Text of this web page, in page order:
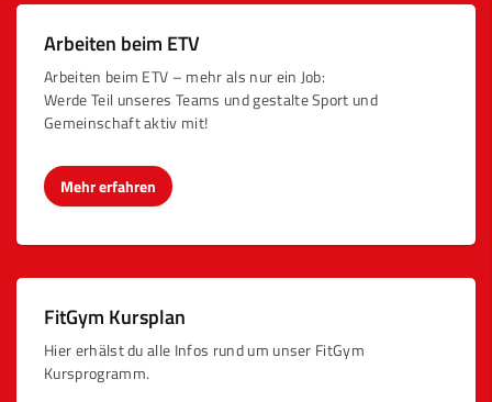
Arbeiten beim ETV
Arbeiten beim ETV – mehr als nur ein Job:
Werde Teil unseres Teams und gestalte Sport und
Gemeinschaft aktiv mit!
Mehr erfahren
FitGym Kursplan
Hier erhälst du alle Infos rund um unser FitGym
Kursprogramm.